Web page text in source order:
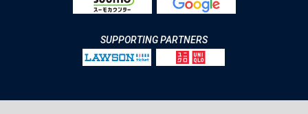
SUPPORTING PARTNERS